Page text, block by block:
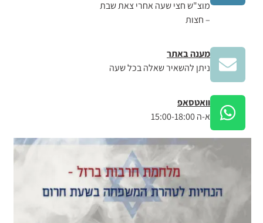
מוצ"ש חצי שעה אחרי צאת שבת
– חצות
מענה באתר
ניתן להשאיר שאלה בכל שעה
וואטסאפ
א-ה 15:00-18:00